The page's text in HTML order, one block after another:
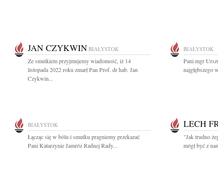
JAN CZYKWIN BIAŁYSTOK
Ze smutkiem przyjmujemy wiadomość, iż 14
listopada 2022 roku zmarł Pan Prof. dr hab. Jan
Czykwin...
BIAŁYSTOK
Pani mgr
najgłębszego
BIAŁYSTOK
Łącząc się w bólu i smutku pragniemy przekazać
Pani Katarzynie Jamróz Radnej Rady...
LECH
"Jak trudno
mógł być z